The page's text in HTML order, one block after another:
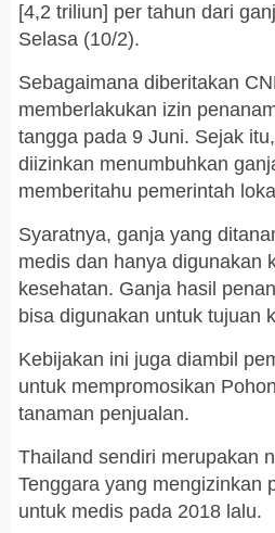
[4,2 triliun] per tahun dari
Selasa (10/2).
Sebagaimana diberitakan
memberlakukan izin
tangga pada 9 Juni. Sejak
diizinkan menumbuhkan
memberitahu pemerintah
Syaratnya, ganja yang
medis dan hanya digunakan
kesehatan. Ganja hasil
bisa digunakan untuk tujuan
Kebijakan ini juga diambil
untuk mempromosikan
tanaman penjualan.
Thailand sendiri merupakan
Tenggara yang mengizinkan
untuk medis pada 2018 lalu.